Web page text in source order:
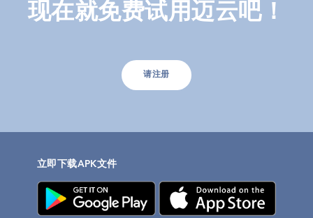
现在就免费试用迈云吧！
请注册
立即下载APK文件